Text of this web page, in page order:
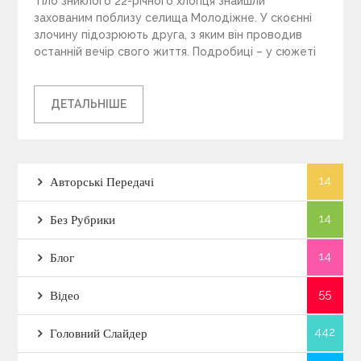
захованим поблизу селища Молодіжне. У скоєнні
злочину підозрюють друга, з яким він проводив
останній вечір свого життя. Подробиці – у сюжеті
ДЕТАЛЬНІШЕ
Авторські Передачі 14
Без Рубрики 14
Блог 14
Відео 55
Головний Слайдер 442